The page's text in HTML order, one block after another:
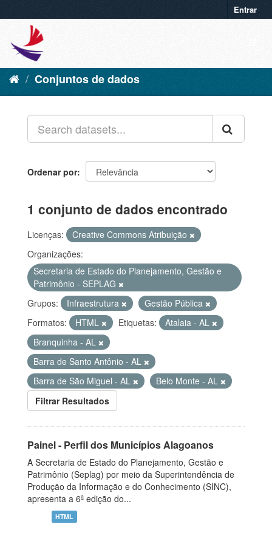
Entrar
Conjuntos de dados
Ordenar por
1 conjunto de dados encontrado
Licenças:
Creative Commons Atribuição
Organizações:
Secretaria de Estado do Planejamento, Gestão e
Patrimônio - SEPLAG
Grupos:
Infraestrutura
Gestão Pública
Formatos:
HTML Etiquetas:
Atalaia - AL
Branquinha - AL
Barra de Santo Antônio - AL
Barra de São Miguel - AL
Belo Monte - AL
Filtrar Resultados
Painel - Perfil dos Municípios Alagoanos
A Secretaria de Estado do Planejamento, Gestão e
Patrimônio (Seplag) por meio da Superintendência de
Produção da Informação e do Conhecimento (SINC),
apresenta a 6ª edição do...
HTML